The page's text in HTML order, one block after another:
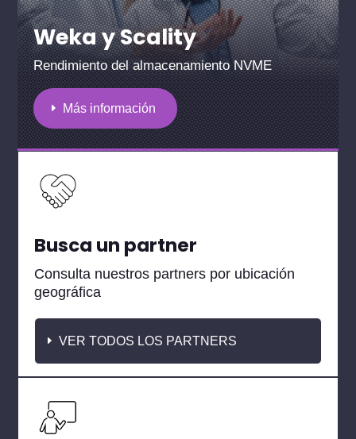
Weka y Scality
Rendimiento del almacenamiento NVME
Más información
Busca un partner
Consulta nuestros partners por ubicación
geográfica
VER TODOS LOS PARTNERS